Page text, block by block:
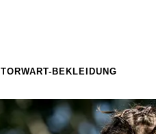
TORWART-BEKLEIDUNG